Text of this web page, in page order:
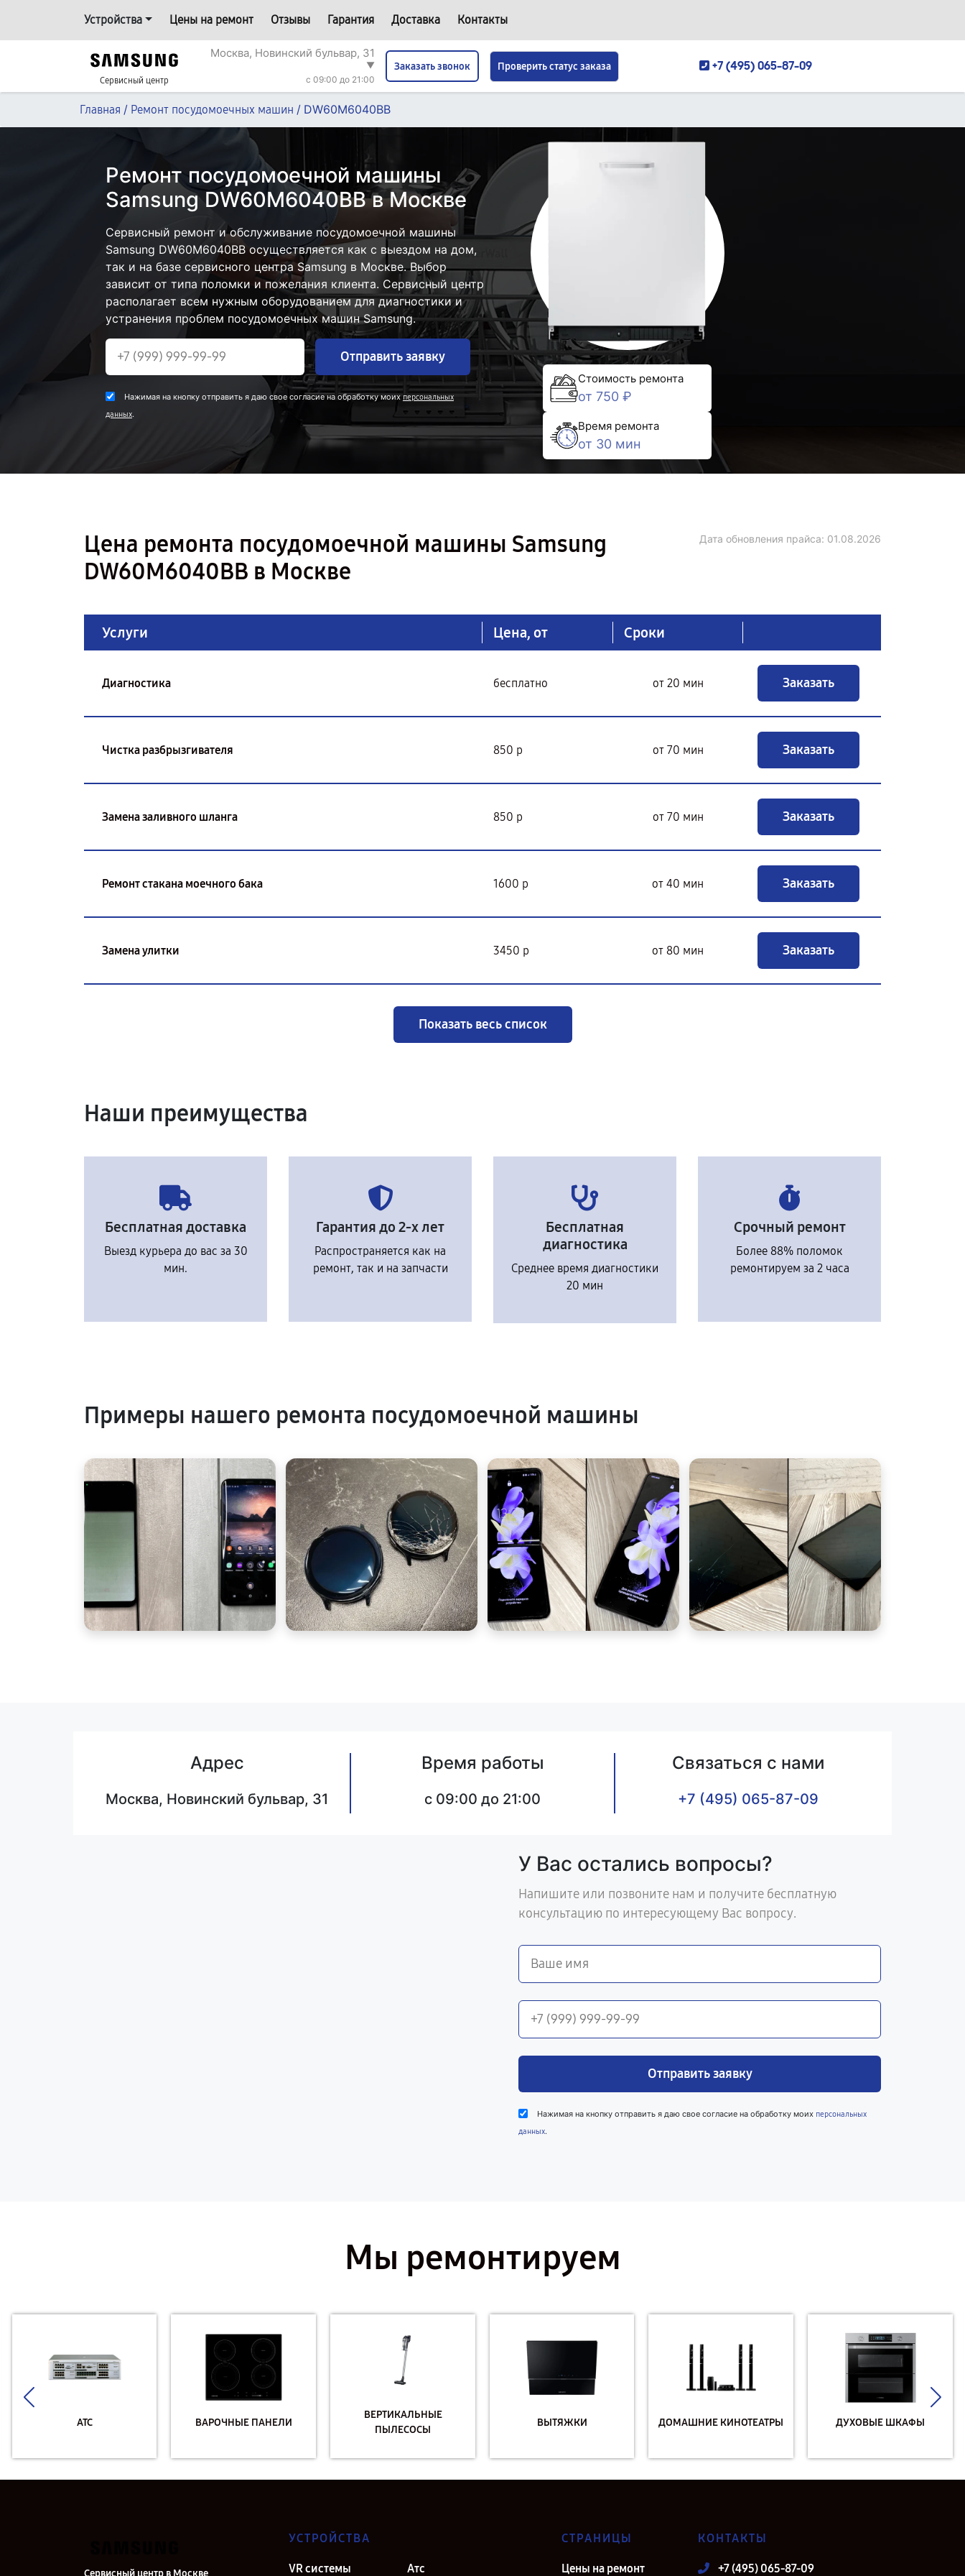
Устройства Цены на ремонт Отзывы Гарантия Доставка Контакты
Сервисный центр
Москва, Новинский бульвар, 31
▼
c 09:00 до 21:00
Заказать звонок Проверить статус заказа +7 (495) 065-87-09
Главная / Ремонт посудомоечных машин / DW60M6040BB
Ремонт посудомоечной машины
Samsung DW60M6040BB в Москве
Сервисный ремонт и обслуживание посудомоечной машины
Samsung DW60M6040BB осуществляется как с выездом на дом,
так и на базе сервисного центра Samsung в Москве. Выбор
зависит от типа поломки и пожелания клиента. Сервисный центр
располагает всем нужным оборудованием для диагностики и
устранения проблем посудомоечных машин Samsung.
Отправить заявку
Нажимая на кнопку отправить я даю свое согласие на обработку моихперсональных
данных.
Стоимость ремонта
от 750 ₽
Время ремонта
от 30 мин
Цена ремонта посудомоечной машины Samsung
DW60M6040BB в Москве
Дата обновления прайса: 01.08.2026
Услуги Цена, от Сроки
Диагностика бесплатно от 20 мин Заказать
Чистка разбрызгивателя 850 р от 70 мин Заказать
Замена заливного шланга 850 р от 70 мин Заказать
Ремонт стакана моечного бака 1600 р от 40 мин Заказать
Замена улитки 3450 р от 80 мин Заказать
Показать весь список
Наши преимущества
Бесплатная доставка
Выезд курьера до вас за 30
мин.
Гарантия до 2-х лет
Распространяется как на
ремонт, так и на запчасти
Бесплатная
диагностика
Среднее время диагностики
20 мин
Срочный ремонт
Более 88% поломок
ремонтируем за 2 часа
Примеры нашего ремонта посудомоечной машины
Адрес
Москва, Новинский бульвар, 31
Время работы
c 09:00 до 21:00
Связаться с нами
+7 (495) 065-87-09
У Вас остались вопросы?
Напишите или позвоните нам и получите бесплатную
консультацию по интересующему Вас вопросу.
Отправить заявку
Нажимая на кнопку отправить я даю свое согласие на обработку моих персональных
данных.
Мы ремонтируем
АТС ВАРОЧНЫЕ ПАНЕЛИ
ВЕРТИКАЛЬНЫЕ
ПЫЛЕСОСЫ
ВЫТЯЖКИ ДОМАШНИЕ КИНОТЕАТРЫ ДУХОВЫЕ ШКАФЫ
Сервисный центр в Москве
УСТРОЙСТВА
VR системы Атс
СТРАНИЦЫ
Цены на ремонт
КОНТАКТЫ
+7 (495) 065-87-09